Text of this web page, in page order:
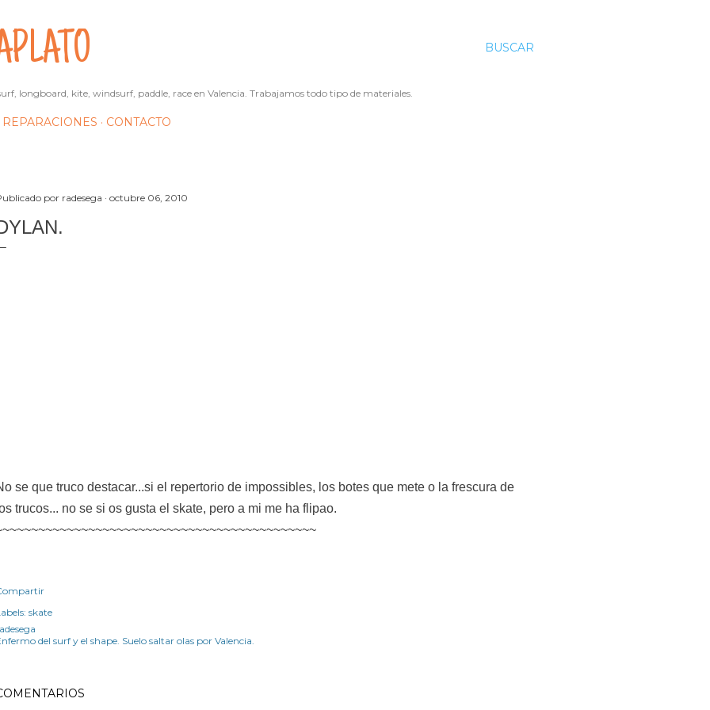
BUSCAR
longboard, kite, windsurf, paddle, race en Valencia. Trabajamos todo tipo de materiales.
REPARACIONES CONTACTO
por radesega octubre 06, 2010
se que truco destacar...si el repertorio de impossibles, los botes que mete o la frescura de
trucos... no se si os gusta el skate, pero a mi me ha flipao.
skate
del surf y el shape. Suelo saltar olas por Valencia.